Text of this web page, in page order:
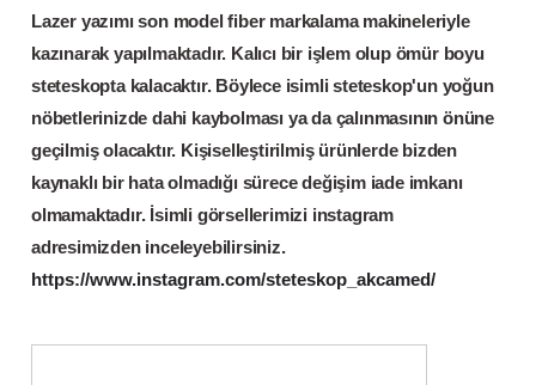
Lazer yazımı son model fiber markalama makineleriyle
kazınarak yapılmaktadır. Kalıcı bir işlem olup ömür boyu
steteskopta kalacaktır. Böylece isimli steteskop'un yoğun
nöbetlerinizde dahi kaybolması ya da çalınmasının önüne
geçilmiş olacaktır. Kişiselleştirilmiş ürünlerde bizden
kaynaklı bir hata olmadığı sürece değişim iade imkanı
olmamaktadır. İsimli görsellerimizi instagram
adresimizden inceleyebilirsiniz.
https://www.instagram.com/steteskop_akcamed/